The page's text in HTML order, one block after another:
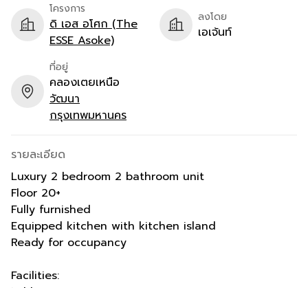
โครงการ
ดิ เอส อโศก (The
ESSE Asoke)
ลงโดย
เอเจ้นท์
ที่อยู่
คลองเตยเหนือ
วัฒนา
กรุงเทพมหานคร
รายละเอียด
Luxury 2 bedroom 2 bathroom unit
Floor 20+
Fully furnished
Equipped kitchen with kitchen island
Ready for occupancy
Facilities: